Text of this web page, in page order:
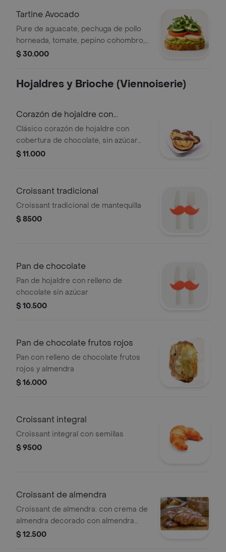
Tartine Avocado
Pure de aguacate, pechuga de pollo
horneada, tomate, pepino cohombro,
rugula con mayonesa de albahaca
$ 30.000
Hojaldres y Brioche (Viennoiserie)
Corazón de hojaldre con
chocolate
Clásico corazón de hojaldre con
cobertura de chocolate, sin azúcar
añadida
$ 11.000
Croissant tradicional
Croissant tradicional de mantequilla
$ 8500
Pan de chocolate
Pan de hojaldre con relleno de
chocolate sin azúcar
$ 10.500
Pan de chocolate frutos rojos
Pan con relleno de chocolate frutos
rojos y almendra
$ 16.000
Croissant integral
Croissant integral con semillas
$ 9500
Croissant de almendra
Croissant de almendra: con crema de
almendra decorado con almendra
lajada
$ 12.500